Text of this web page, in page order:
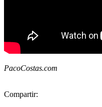
PacoCostas.com
Compartir: